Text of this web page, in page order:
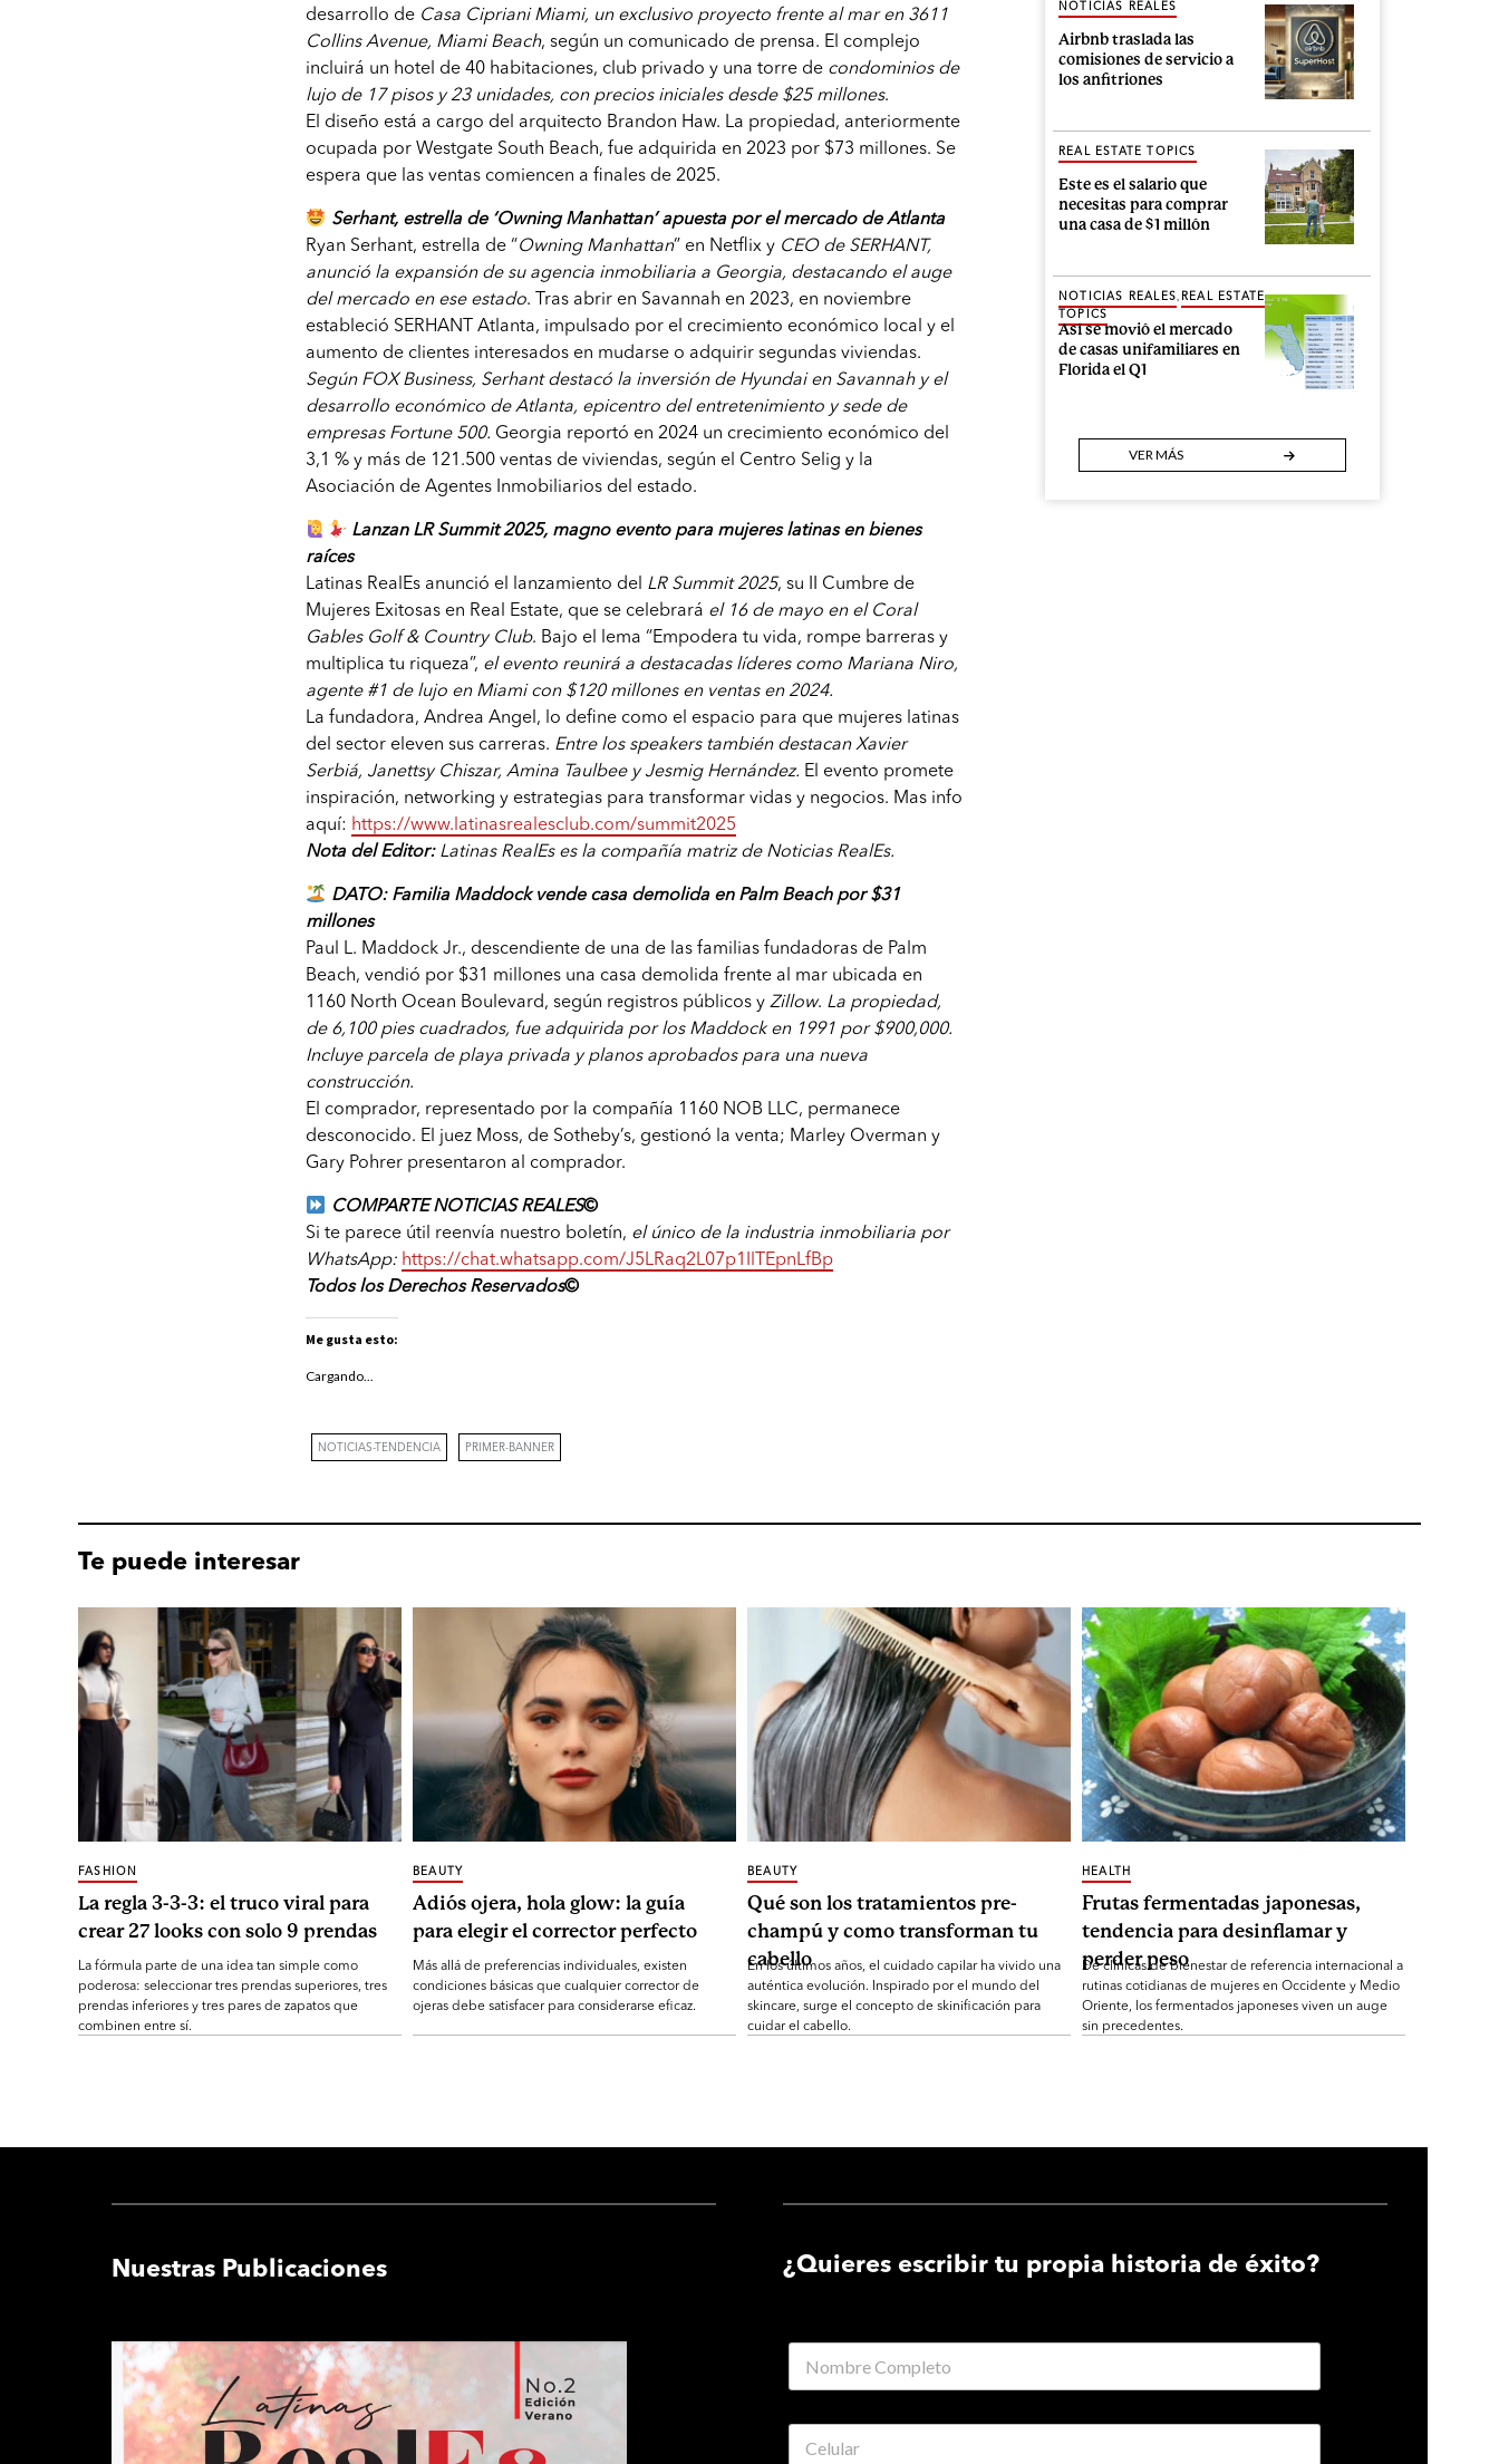
desarrollo de Casa Cipriani Miami, un exclusivo proyecto frente al mar en 3611
Collins Avenue, Miami Beach, según un comunicado de prensa. El complejo
incluirá un hotel de 40 habitaciones, club privado y una torre de condominios de
lujo de 17 pisos y 23 unidades, con precios iniciales desde $25 millones.
El diseño está a cargo del arquitecto Brandon Haw. La propiedad, anteriormente
ocupada por Westgate South Beach, fue adquirida en 2023 por $73 millones. Se
espera que las ventas comiencen a finales de 2025.
Serhant, estrella de ‘Owning Manhattan’ apuesta por el mercado de Atlanta
Ryan Serhant, estrella de “Owning Manhattan” en Netflix y CEO de SERHANT,
anunció la expansión de su agencia inmobiliaria a Georgia, destacando el auge
del mercado en ese estado. Tras abrir en Savannah en 2023, en noviembre
estableció SERHANT Atlanta, impulsado por el crecimiento económico local y el
aumento de clientes interesados en mudarse o adquirir segundas viviendas.
Según FOX Business, Serhant destacó la inversión de Hyundai en Savannah y el
desarrollo económico de Atlanta, epicentro del entretenimiento y sede de
empresas Fortune 500. Georgia reportó en 2024 un crecimiento económico del
3,1 % y más de 121.500 ventas de viviendas, según el Centro Selig y la
Asociación de Agentes Inmobiliarios del estado.
Lanzan LR Summit 2025, magno evento para mujeres latinas en bienes
raíces
Latinas RealEs anunció el lanzamiento del LR Summit 2025, su II Cumbre de
Mujeres Exitosas en Real Estate, que se celebrará el 16 de mayo en el Coral
Gables Golf & Country Club. Bajo el lema “Empodera tu vida, rompe barreras y
multiplica tu riqueza”, el evento reunirá a destacadas líderes como Mariana Niro,
agente #1 de lujo en Miami con $120 millones en ventas en 2024.
La fundadora, Andrea Angel, lo define como el espacio para que mujeres latinas
del sector eleven sus carreras. Entre los speakers también destacan Xavier
Serbiá, Janettsy Chiszar, Amina Taulbee y Jesmig Hernández. El evento promete
inspiración, networking y estrategias para transformar vidas y negocios. Mas info
aquí: https://www.latinasrealesclub.com/summit2025
Nota del Editor: Latinas RealEs es la compañía matriz de Noticias RealEs.
DATO: Familia Maddock vende casa demolida en Palm Beach por $31
millones
Paul L. Maddock Jr., descendiente de una de las familias fundadoras de Palm
Beach, vendió por $31 millones una casa demolida frente al mar ubicada en
1160 North Ocean Boulevard, según registros públicos yZillow. La propiedad,
de 6,100 pies cuadrados, fue adquirida por los Maddock en 1991 por $900,000.
Incluye parcela de playa privada y planos aprobados para una nueva
construcción.
El comprador, representado por la compañía 1160 NOB LLC, permanece
desconocido. El juez Moss, de Sotheby’s, gestionó la venta; Marley Overman y
Gary Pohrer presentaron al comprador.
COMPARTE NOTICIAS REALES©️
Si te parece útil reenvía nuestro boletín, el único de la industria inmobiliaria por
WhatsApp: https://chat.whatsapp.com/J5LRaq2L07p1IlTEpnLfBp
Todos los Derechos Reservados©️
Me gusta esto:
Cargando...
NOTICIAS-TENDENCIA PRIMER-BANNER
Airbnb traslada las
comisiones de servicio a
los anfitriones
NOTICIAS REALES
Este es el salario que
necesitas para comprar
una casa de $1 millón
REAL ESTATE TOPICS
Así se movió el mercado
de casas unifamiliares en
Florida el Q1
NOTICIAS REALES REAL ESTATE
TOPICS
VER MÁS
Te puede interesar
La regla 3-3-3: el truco viral para
crear 27 looks con solo 9 prendas
FASHION
La fórmula parte de una idea tan simple como
poderosa: seleccionar tres prendas superiores, tres
prendas inferiores y tres pares de zapatos que
combinen entre sí.
Adiós ojera, hola glow: la guía
para elegir el corrector perfecto
BEAUTY
Más allá de preferencias individuales, existen
condiciones básicas que cualquier corrector de
ojeras debe satisfacer para considerarse eficaz.
Qué son los tratamientos pre-
champú y como transforman tu
cabello
BEAUTY
En los últimos años, el cuidado capilar ha vivido una
auténtica evolución. Inspirado por el mundo del
skincare, surge el concepto de skinificación para
cuidar el cabello.
Frutas fermentadas japonesas,
tendencia para desinflamar y
perder peso
HEALTH
De clínicas de bienestar de referencia internacional a
rutinas cotidianas de mujeres en Occidente y Medio
Oriente, los fermentados japoneses viven un auge
sin precedentes.
Nuestras Publicaciones ¿Quieres escribir tu propia historia de éxito?